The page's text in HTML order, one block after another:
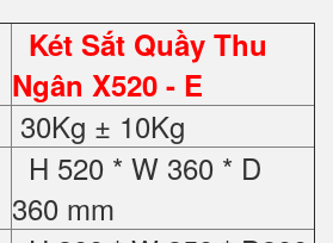
Két Sắt Quầy Thu
Ngân X520 - E
30Kg ± 10Kg
H 520 * W 360 * D
360 mm